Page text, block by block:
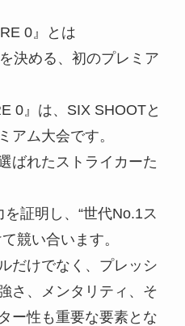
0』とは
決める、初のプレミア
0』は、SIX SHOOTと
アム大会です。
ばれたストライカーた
証明し、“世代No.1ス
競い合います。
だけでなく、プレッシ
さ、メンタリティ、そ
ー性も重要な要素とな